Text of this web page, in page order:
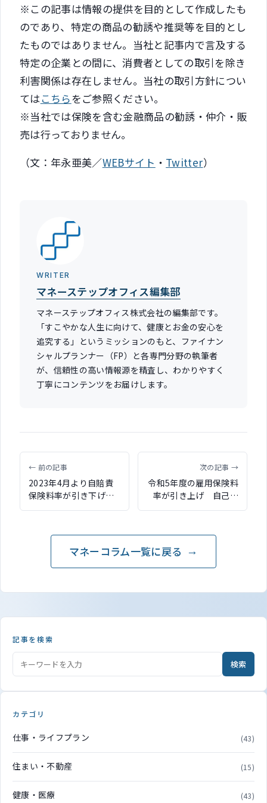
※この記事は情報の提供を目的として作成したも
のであり、特定の商品の勧誘や推奨等を目的とし
たものではありません。当社と記事内で言及する
特定の企業との間に、消費者としての取引を除き
利害関係は存在しません。当社の取引方針につい
てはこちらをご参照ください。
※当社では保険を含む金融商品の勧誘・仲介・販
売は行っておりません。
（文：年永亜美／WEBサイト ・ Twitter）
WRITER
マネーステップオフィス編集部
マネーステップオフィス株式会社の編集部です。
「すこやかな人生に向けて、健康とお金の安心を
追究する」というミッションのもと、ファイナン
シャルプランナー（FP）と各専門分野の執筆者
が、信頼性の高い情報源を精査し、わかりやすく
丁寧にコンテンツをお届けします。
← 前の記事
2023年4月より自賠責
保険料率が引き下げ
全体平均で11.4％
次の記事 →
令和5年度の雇用保険料
率が引き上げ 自己負
担は0.5％→0.6％に
マネーコラム一覧に戻る
記事を検索
検索
カテゴリ
仕事・ライフプラン (43)
住まい・不動産 (15)
健康・医療 (43)